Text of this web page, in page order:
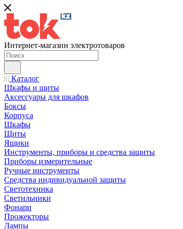
Интернет-магазин электротоваров
Каталог
Шкафы и щиты
Аксессуары для шкафов
Боксы
Корпуса
Шкафы
Щиты
Ящики
Инструменты, приборы и средства защиты
Приборы измерительные
Ручные инструменты
Средства индивидуальной защиты
Светотехника
Светильники
Фонари
Прожекторы
Лампы